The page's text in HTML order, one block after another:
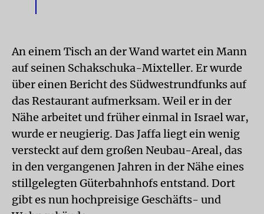
An einem Tisch an der Wand wartet ein Mann
auf seinen Schakschuka-Mixteller. Er wurde
über einen Bericht des Südwest­rundfunks auf
das Restaurant aufmerksam. Weil er in der
Nähe arbeitet und früher einmal in Israel war,
wurde er neugierig. Das Jaffa liegt ein wenig
versteckt auf dem großen Neubau-Areal, das
in den vergangenen Jahren in der Nähe eines
stillgelegten Güterbahnhofs entstand. Dort
gibt es nun hochpreisige Geschäfts- und